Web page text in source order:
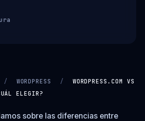
/ WORDPRESS /
WORDPRESS.COM VS
ELEGIR?
sobre las diferencias entre